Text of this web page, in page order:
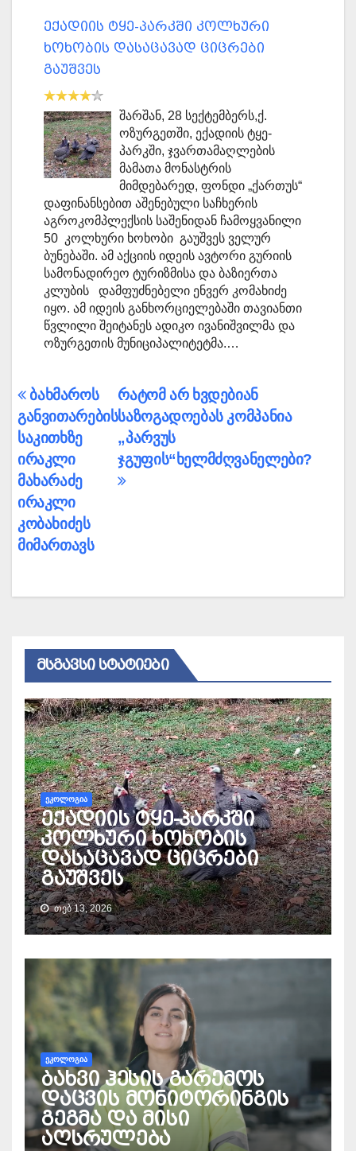
ექადიის ტყე-პარკში კოლხური
ხოხობის დასაცავად ციცრები
გაუშვეს
შარშან, 28 სექტემბერს,ქ.
ოზურგეთში, ექადიის ტყე-
პარკში, ჯვართამაღლების
მამათა მონასტრის
მიმდებარედ, ფონდი „ქართუს“
დაფინანსებით აშენებული საჩხერის
აგროკომპლექსის საშენიდან ჩამოყვანილი
50 კოლხური ხოხობი გაუშვეს ველურ
ბუნებაში. ამ აქციის იდეის ავტორი გურიის
სამონადირეო ტურიზმისა და ბაზიერთა
კლუბის დამფუძნებელი ენვერ კომახიძე
იყო. ამ იდეის განხორციელებაში თავიანთი
წვლილი შეიტანეს ადიკო ივანიშვილმა და
ოზურგეთის მუნიციპალიტეტმა.…
პოსტის
ნავიგაცია
რატომ არ ხვდებიან
საზოგადოებას კომპანია
„პარვუს
ჯგუფის“ხელმძღვანელები?
ბახმაროს
განვითარების
საკითხზე
ირაკლი
მახარაძე
ირაკლი
კობახიძეს
მიმართავს
ᲛᲡᲒᲐᲕᲡᲘ ᲡᲢᲐᲢᲘᲔᲑᲘ
ᲔᲙᲝᲚᲝᲒᲘᲐ
ექადიის ტყე-პარკში
კოლხური ხოხობის
დასაცავად ციცრები
გაუშვეს
ᲗᲔᲑ 13, 2026
ᲔᲙᲝᲚᲝᲒᲘᲐ
ბახვი ჰესის გარემოს
დაცვის მონიტორინგის
გეგმა და მისი
აღსრულება